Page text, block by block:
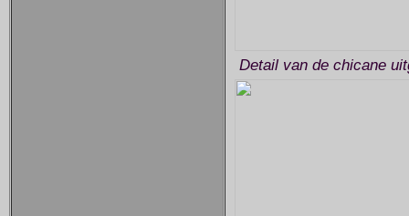
Detail van de chicane